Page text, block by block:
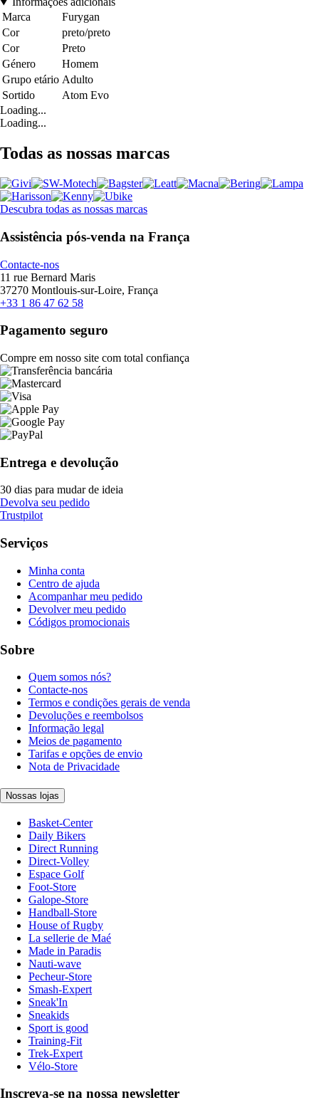
Marca
Furygan
Cor
preto/preto
Cor
Preto
Género
Homem
Grupo etário Adulto
Sortido
Atom Evo
Loading...
Loading...
Todas as nossas marcas
Descubra todas as nossas marcas
Assistência pós-venda na França
Contacte-nos
11 rue Bernard Maris
37270 Montlouis-sur-Loire, França
+33 1 86 47 62 58
Pagamento seguro
Compre em nosso site com total confiança
Entrega e devolução
30 dias para mudar de ideia
Devolva seu pedido
Trustpilot
Serviços
Minha conta
Centro de ajuda
Acompanhar meu pedido
Devolver meu pedido
Códigos promocionais
Sobre
Quem somos nós?
Contacte-nos
Termos e condições gerais de venda
Devoluções e reembolsos
Informação legal
Meios de pagamento
Tarifas e opções de envio
Nota de Privacidade
Nossas lojas
Basket-Center
Daily Bikers
Direct Running
Direct-Volley
Espace Golf
Foot-Store
Galope-Store
Handball-Store
House of Rugby
La sellerie de Maé
Made in Paradis
Nauti-wave
Pecheur-Store
Smash-Expert
Sneak'In
Sneakids
Sport is good
Training-Fit
Trek-Expert
Vélo-Store
Inscreva-se na nossa newsletter